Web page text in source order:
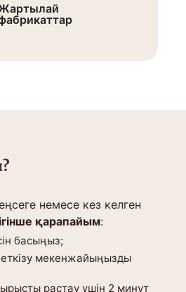
немесе кез келген
қарапайым:
басыңыз;
мекенжайыңызды
растау үшін 2 минут